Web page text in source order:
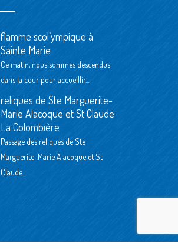
flamme scol’ympique à
Sainte Marie
Ce matin, nous sommes descendus
dans la cour pour accueillir...
reliques de Ste Marguerite-
Marie Alacoque et St Claude
La Colombière
Passage des reliques de Ste
Marguerite-Marie Alacoque et St
Claude...